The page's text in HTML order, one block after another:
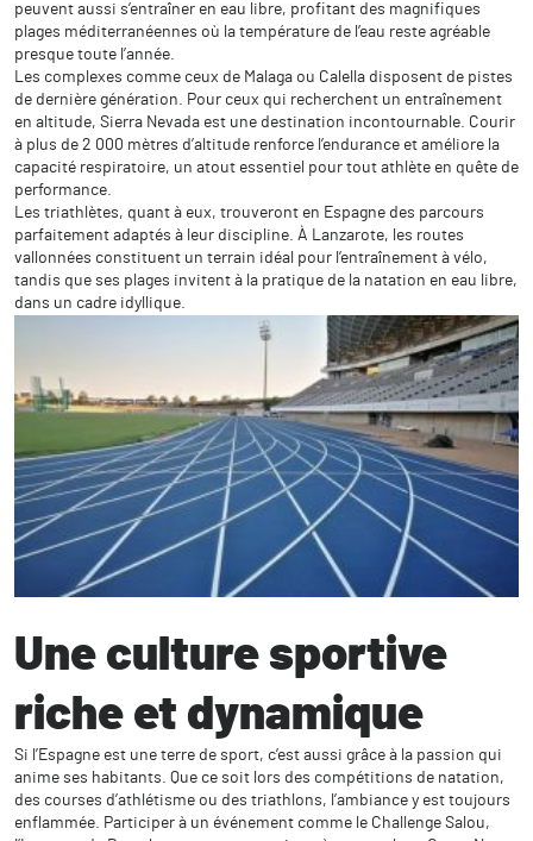
peuvent aussi s’entraîner en eau libre, profitant des magnifiques
plages méditerranéennes où la température de l’eau reste agréable
presque toute l’année.
Les complexes comme ceux de Malaga ou Calella disposent de pistes
de dernière génération. Pour ceux qui recherchent un entraînement
en altitude, Sierra Nevada est une destination incontournable. Courir
à plus de 2 000 mètres d’altitude renforce l’endurance et améliore la
capacité respiratoire, un atout essentiel pour tout athlète en quête de
performance.
Les triathlètes, quant à eux, trouveront en Espagne des parcours
parfaitement adaptés à leur discipline. À Lanzarote, les routes
vallonnées constituent un terrain idéal pour l’entraînement à vélo,
tandis que ses plages invitent à la pratique de la natation en eau libre,
dans un cadre idyllique.
Une culture sportive
riche et dynamique
Si l’Espagne est une terre de sport, c’est aussi grâce à la passion qui
anime ses habitants. Que ce soit lors des compétitions de natation,
des courses d’athlétisme ou des triathlons, l’ambiance y est toujours
enflammée. Participer à un événement comme le Challenge Salou,